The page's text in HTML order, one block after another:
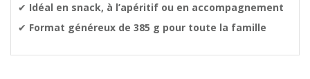
✔ Idéal en snack, à l’apéritif ou en accompagnement
✔ Format généreux de 385 g pour toute la famille